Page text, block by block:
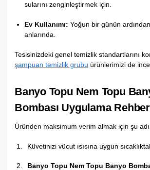
sularını zenginleştirmek için.
Ev Kullanımı: Yoğun bir günün
anlarında.
Tesisinizdeki genel temizlik standartlarını
şampuan temizlik grubu ürünlerimizi de
Banyo Topu Nem Topu
Bombası Uygulama
Üründen maksimum verim almak için şu
Küvetinizi vücut ısısına uygun
Banyo Topu Nem Topu Banyo